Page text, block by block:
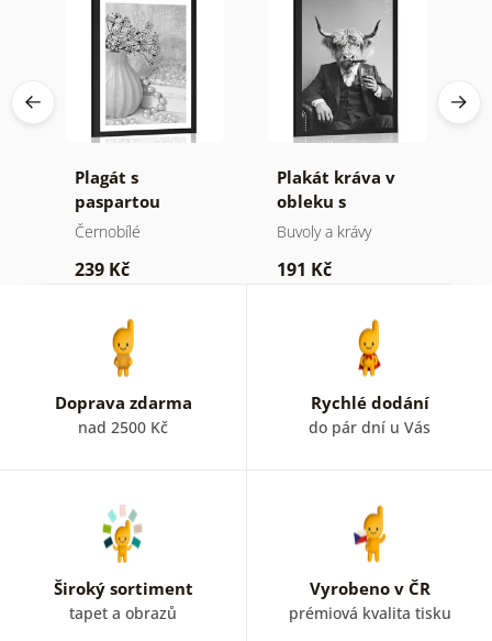
Plagát s
paspartou
luxusní zátiší v
provedení
Černobílé
239 Kč
Plakát kráva v
obleku s
doutníkem a
Buvoly a krávy
191 Kč
Doprava zdarma
nad 2500 Kč
Rychlé dodání
do pár dní u Vás
Široký sortiment
tapet a obrazů
Vyrobeno v ČR
prémiová kvalita tisku